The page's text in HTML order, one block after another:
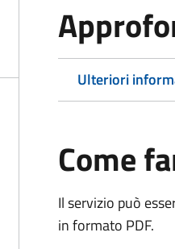
Ulteriori
Come
Il servizio può
in formato PDF.